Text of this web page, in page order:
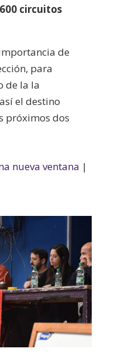
circuitos
de
para
de la la
el destino
próximos dos
nueva ventana |